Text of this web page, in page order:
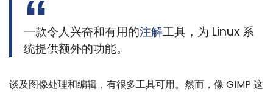
一款令人兴奋和有用的注解工具，为 Linux 系
统提供额外的功能。
谈及图像处理和编辑，有很多工具可用。然而，像 GIMP 这